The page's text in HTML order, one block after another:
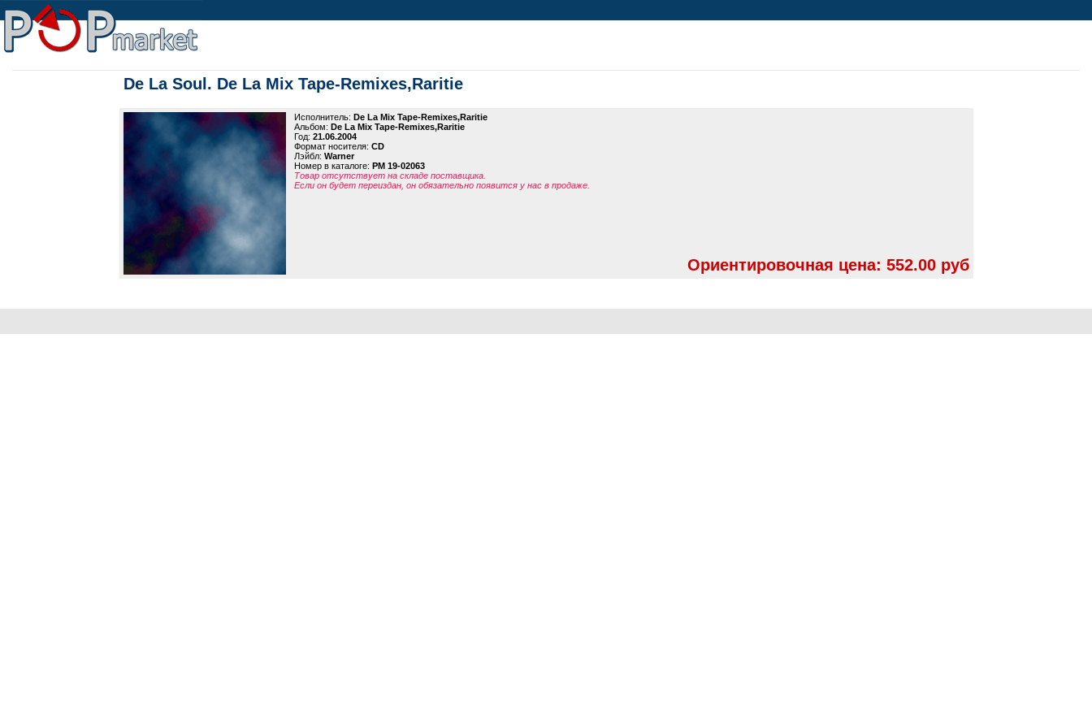
De La Soul. De La Mix Tape-Remixes,Raritie
Исполнитель: De La Mix Tape-Remixes,Raritie
Альбом: De La Mix Tape-Remixes,Raritie
Год: 21.06.2004
Формат носителя: CD
Лэйбл: Warner
Номер в каталоге: PM 19-02063
Товар отсутствует на складе поставщика.
Если он будет переиздан, он обязательно появится у нас в продаже.
Ориентировочная цена: 552.00 руб